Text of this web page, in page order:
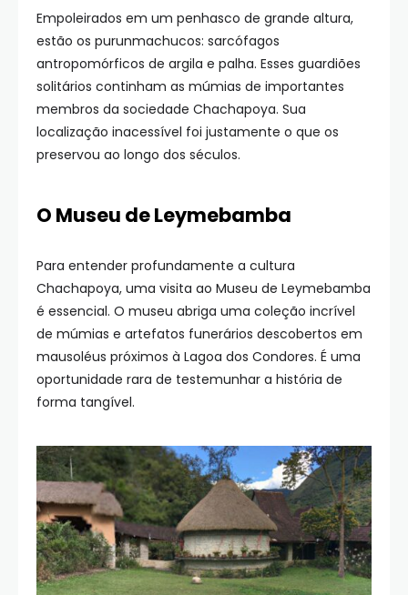
Empoleirados em um penhasco de grande altura,
estão os purunmachucos: sarcófagos
antropomórficos de argila e palha. Esses guardiões
solitários continham as múmias de importantes
membros da sociedade Chachapoya. Sua
localização inacessível foi justamente o que os
preservou ao longo dos séculos.
O Museu de Leymebamba
Para entender profundamente a cultura
Chachapoya, uma visita ao Museu de Leymebamba
é essencial. O museu abriga uma coleção incrível
de múmias e artefatos funerários descobertos em
mausoléus próximos à Lagoa dos Condores. É uma
oportunidade rara de testemunhar a história de
forma tangível.